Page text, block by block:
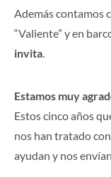
Además contamos
“Valiente” y en
invita.
Estamos muy
Estos cinco años
nos han tratado
ayudan y nos